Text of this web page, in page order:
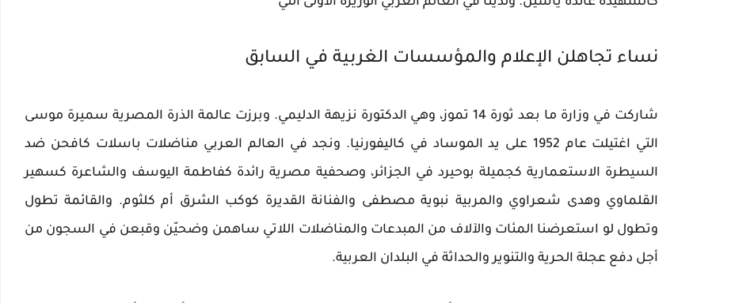
نساء تجاهلن الإعلام والمؤسسات الغربية في السابق
شاركت في وزارة ما بعد ثورة 14 تموز، وهي الدكتورة نزيهة الدليمي. وبرزت عالمة الذرة المصرية سميرة موسى
التي اغتيلت عام 1952 على يد الموساد في كاليفورنيا. ونجد في العالم العربي مناضلات باسلات كافحن ضد
السيطرة الاستعمارية كجميلة بوحيرد في الجزائر، وصحفية مصرية رائدة كفاطمة اليوسف والشاعرة كسهير
القلماوي وهدى شعراوي والمربية نبوية مصطفى والفنانة القديرة كوكب الشرق أم كلثوم. والقائمة تطول
وتطول لو استعرضنا المئات والآلاف من المبدعات والمناضلات اللاتي ساهمن وضحيّن وقبعن في السجون من
أجل دفع عجلة الحرية والتنوير والحداثة في البلدان العربية.